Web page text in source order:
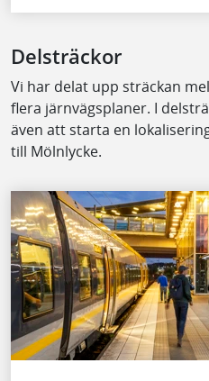
Delsträckor
Vi har delat upp sträckan
flera järnvägsplaner. I
även att starta en
till Mölnlycke.